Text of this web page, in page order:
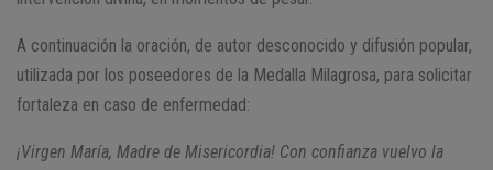
A continuación la oración, de autor desconocido y difusión popular,
utilizada por los poseedores de la Medalla Milagrosa, para solicitar
fortaleza en caso de enfermedad:
¡Virgen María, Madre de Misericordia! Con confianza vuelvo la